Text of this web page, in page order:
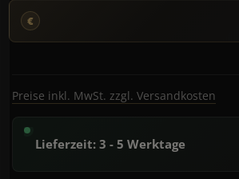
Preise inkl. MwSt. zzgl. Versandkosten
Lieferzeit: 3 - 5 Werktage